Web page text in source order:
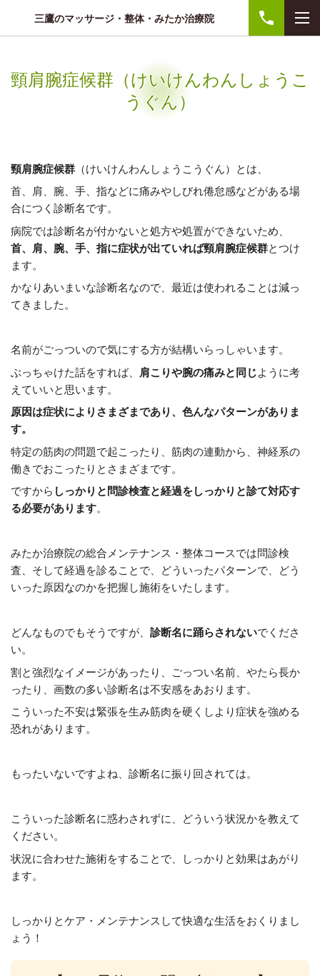
三鷹のマッサージ・整体・みたか治療院
頸肩腕症候群（けいけんわんしょうこ
うぐん）
頸肩腕症候群 （けいけんわんしょうこうぐん）
とは、
首、肩、腕、手、指などに痛みやしびれ倦怠感などがある場
合につく診断名です。
病院では診断名が付かないと処方や処置ができないため、
首、肩、腕、手、指に症状が出ていれば頸肩腕症候群とつけ
ます。
かなりあいまいな診断名なので、最近は使われることは減っ
てきました。
名前がごっついので気にする方が結構いらっしゃいます。
ぶっちゃけた話をすれば、
肩こりや腕の痛みと同じ ように考
えていいと思います。
原因は症状によりさまざまであり、色んなパターンがありま
す。
特定の筋肉の問題で起こったり、筋肉の連動から、神経系の
働きでおこったりとさまざまです。
ですから しっかりと問診検査と経過をしっかりと診て対応す
る必要があります。
みたか治療院の総合メンテナンス・整体コースでは問診検
査、そして経過を診ることで、どういったパターンで、どう
いった原因なのかを把握し施術をいたします。
どんなものでもそうですが、 診断名に踊らされないでくださ
い。
割と強烈なイメージがあったり、ごっつい名前、やたら長か
ったり、画数の多い診断名は不安感をあおります。
こういった不安は緊張を生み筋肉を硬くしより症状を強める
恐れがあります。
もったいないですよね、診断名に振り回されては。
こういった診断名に惑わされずに、どういう状況かを教えて
ください。
状況に合わせた施術をすることで、しっかりと効果はあがり
ます。
しっかりとケア・メンテナンスして快適な生活をおくりまし
ょう！